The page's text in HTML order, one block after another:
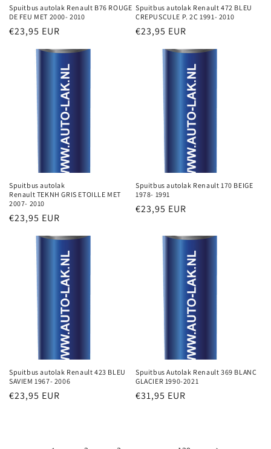
Spuitbus autolak Renault B76 ROUGE
DE FEU MET 2000- 2010
Normale
€23,95 EUR
Spuitbus autolak Renault 472 BLEU
CREPUSCULE P. 2C 1991- 2010
Normale
€23,95 EUR
Spuitbus autolak
Renault TEKNH GRIS ETOILLE MET
2007- 2010
Normale
€23,95 EUR
Spuitbus autolak Renault 170 BEIGE
1978- 1991
Normale
€23,95 EUR
Spuitbus autolak Renault 423 BLEU
SAVIEM 1967- 2006
Normale
€23,95 EUR
Spuitbus Autolak Renault 369 BLANC
GLACIER 1990-2021
Normale
€31,95 EUR